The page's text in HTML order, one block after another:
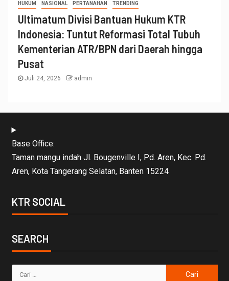
HUKUM NASIONAL PERTANAHAN TRENDING
Ultimatum Divisi Bantuan Hukum KTR
Indonesia: Tuntut Reformasi Total Tubuh
Kementerian ATR/BPN dari Daerah hingga
Pusat
Juli 24, 2026 admin
Base Office:
Taman mangu indah Jl. Bougenville I, Pd. Aren, Kec. Pd.
Aren, Kota Tangerang Selatan, Banten 15224
KTR SOCIAL
SEARCH